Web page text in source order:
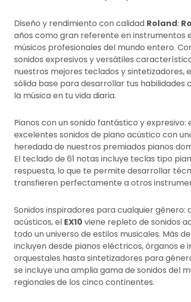
Diseño y rendimiento con calidad Roland:
años como gran referente en instrumentos
músicos profesionales del mundo entero.
sonidos expresivos y versátiles
nuestros mejores teclados y sintetizadores,
sólida base para desarrollar tus habilidades
la música en tu vida diaria.
Pianos con un sonido fantástico y expresivo:
excelentes sonidos de piano acústico con
heredada de nuestros premiados pianos
El teclado de 61 notas incluye teclas tipo
respuesta, lo que te permite desarrollar
transfieren perfectamente a otros
Sonidos inspiradores para cualquier género:
acústicos, el EX10 viene repleto de sonidos
todo un universo de estilos musicales. Más
incluyen desde pianos eléctricos, órganos e
orquestales hasta sintetizadores para
se incluye una amplia gama de sonidos del
regionales de los cinco continentes.